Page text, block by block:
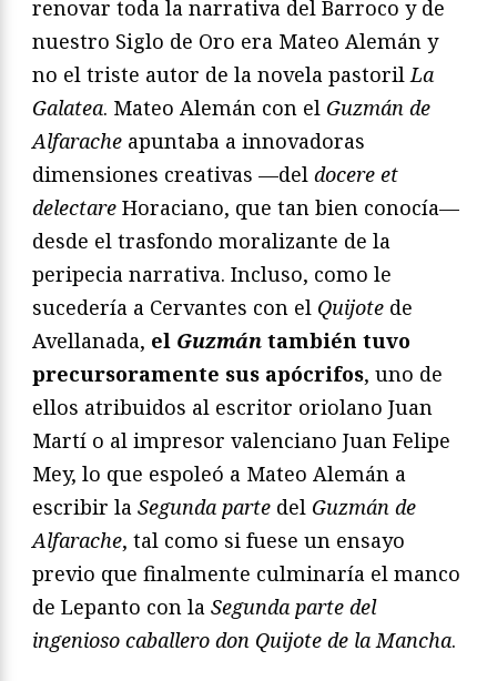
renovar toda la narrativa del Barroco y de
nuestro Siglo de Oro era Mateo Alemán y
no el triste autor de la novela pastorilLa
Galatea. Mateo Alemán con el Guzmán de
Alfarache apuntaba a innovadoras
dimensiones creativas —del docere et
delectare Horaciano, que tan bien conocía—
desde el trasfondo moralizante de la
peripecia narrativa. Incluso, como le
sucedería a Cervantes con el Quijote de
Avellanada, el Guzmán también tuvo
precursoramente sus apócrifos, uno de
ellos atribuidos al escritor oriolano Juan
Martí o al impresor valenciano Juan Felipe
Mey, lo que espoleó a Mateo Alemán a
escribir la Segunda parte del Guzmán de
Alfarache, tal como si fuese un ensayo
previo que finalmente culminaría el manco
de Lepanto con la Segunda parte del
ingenioso caballero don Quijote de la Mancha.